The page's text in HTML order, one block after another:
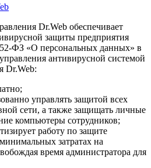
Dr.Web обеспечивает
защиты предприятия
ФЗ «О персональных данных» в
антивирусной системой
Dr.Web:
управлять защитой всех
сети, а также защищать личные
компьютеры сотрудников;
работу по защите
затратах на
время администратора для